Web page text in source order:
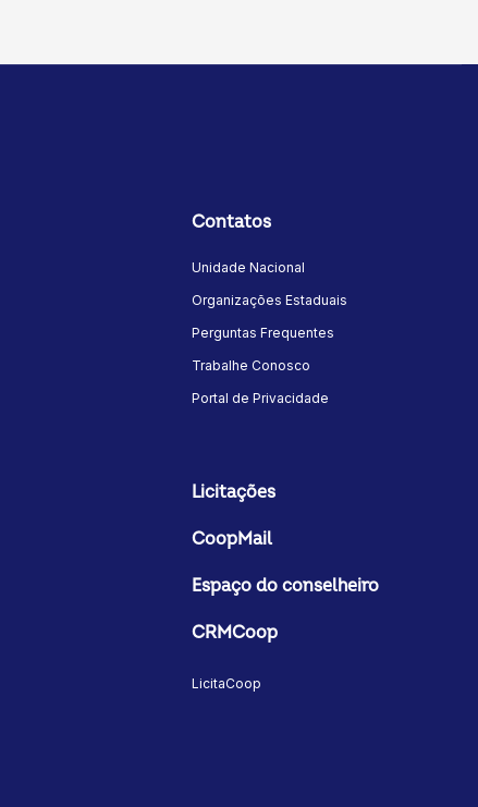
Contatos
Unidade Nacional
Organizações Estaduais
Perguntas Frequentes
Trabalhe Conosco
Portal de Privacidade
Licitações
CoopMail
Espaço do conselheiro
CRMCoop
LicitaCoop